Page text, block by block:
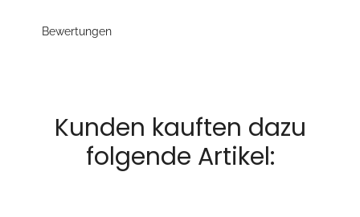
Bewertungen
Kunden kauften dazu
folgende Artikel: